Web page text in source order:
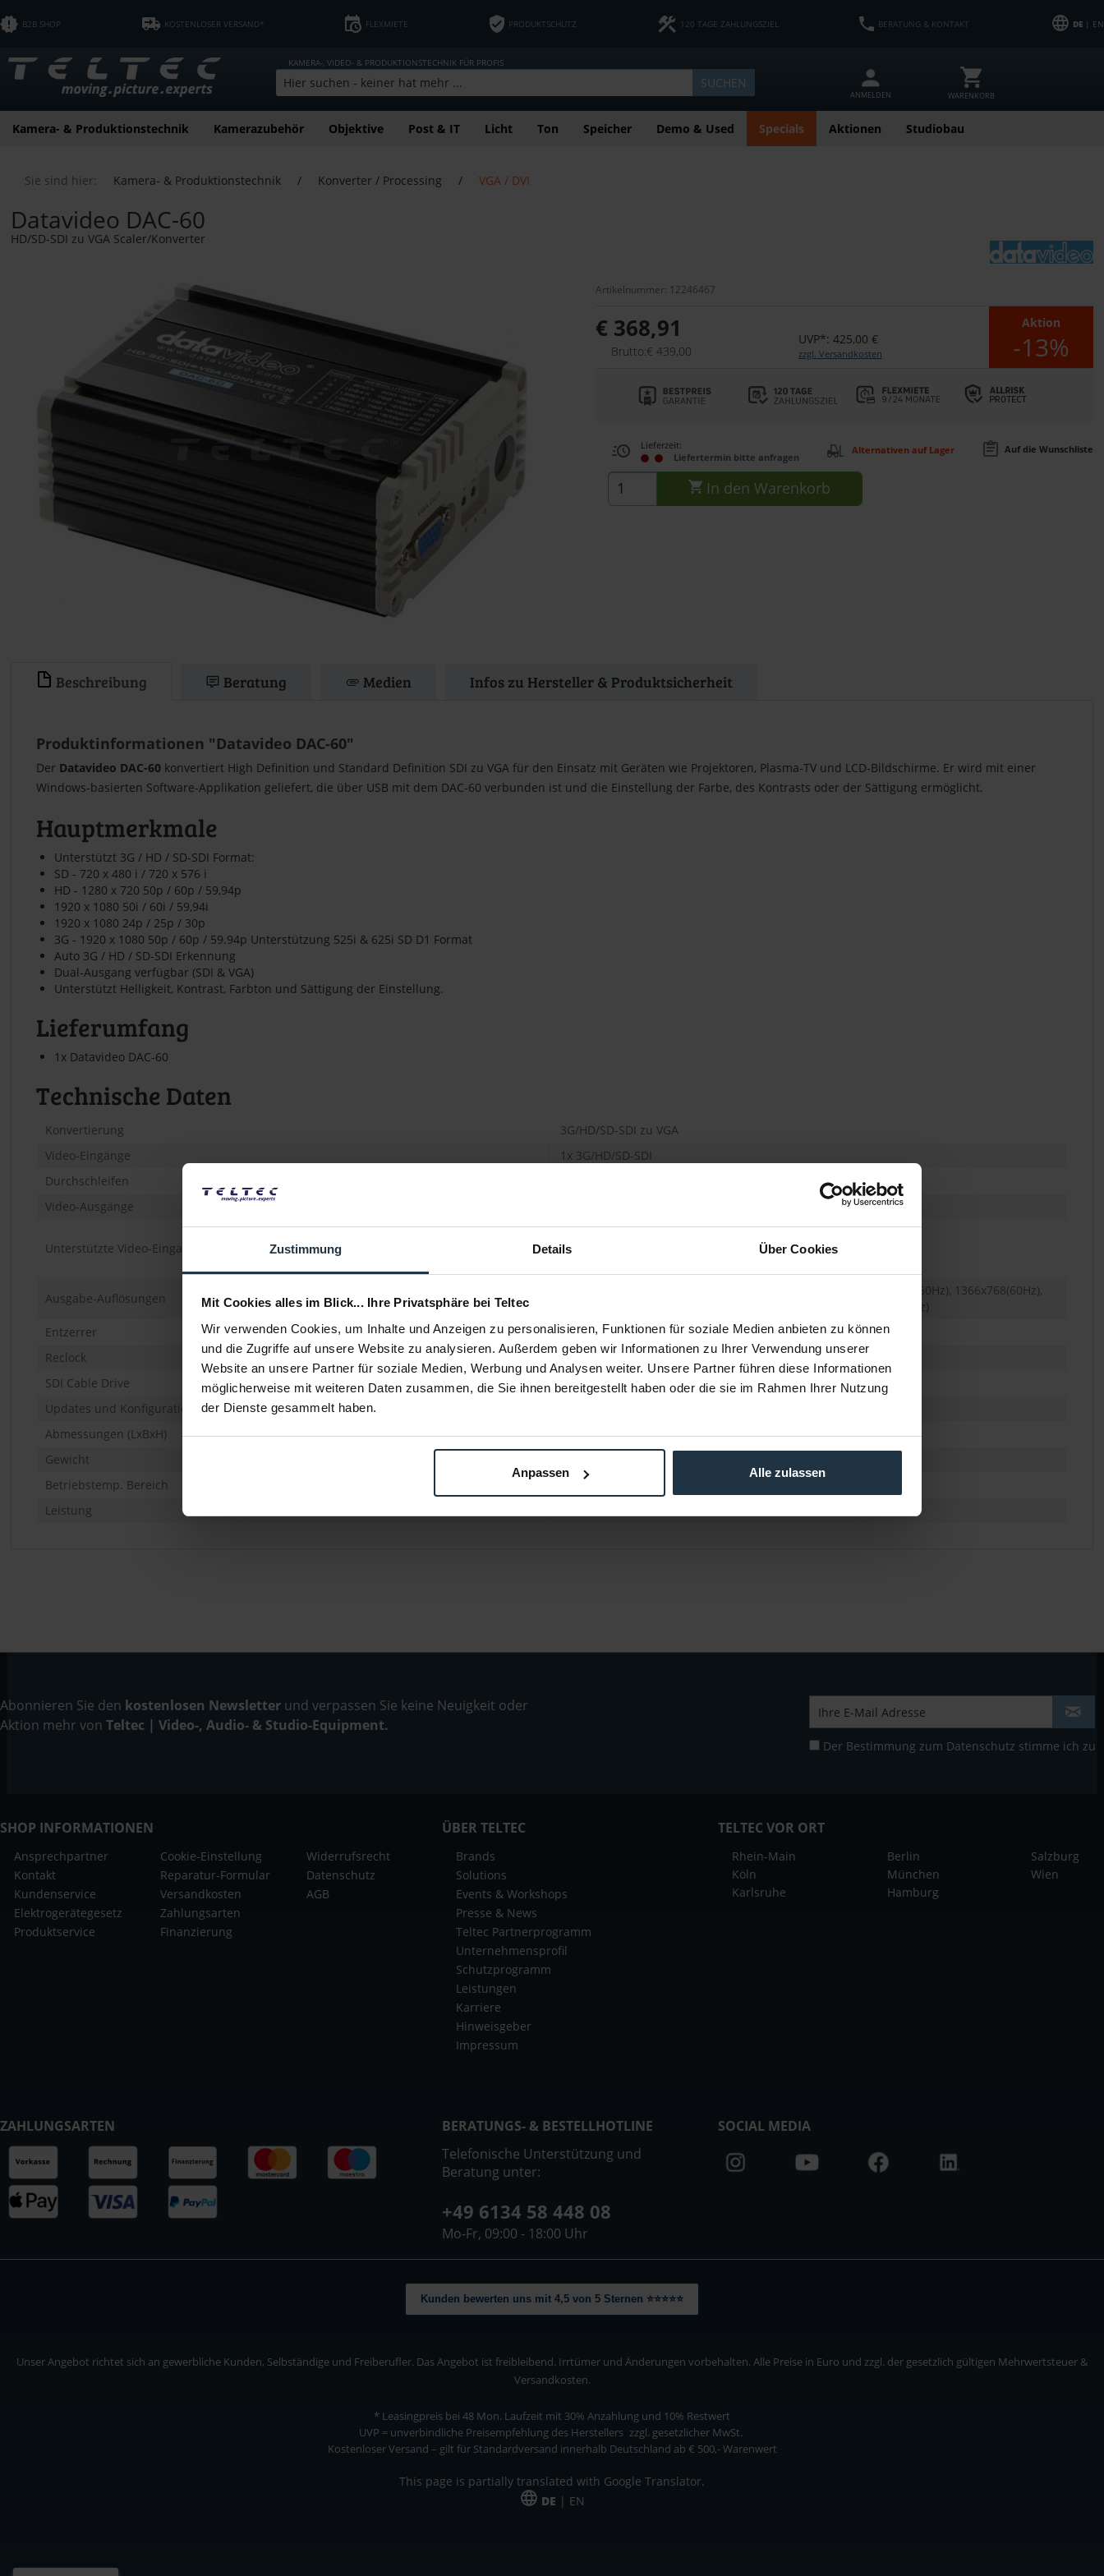
Zustimmung Details Über Cookies
Mit Cookies alles im Blick... Ihre Privatsphäre bei Teltec
Wir verwenden Cookies, um Inhalte und Anzeigen zu personalisieren, Funktionen für soziale Medien anbieten zu können
und die Zugriffe auf unsere Website zu analysieren. Außerdem geben wir Informationen zu Ihrer Verwendung unserer
Website an unsere Partner für soziale Medien, Werbung und Analysen weiter. Unsere Partner führen diese Informationen
möglicherweise mit weiteren Daten zusammen, die Sie ihnen bereitgestellt haben oder die sie im Rahmen Ihrer Nutzung
der Dienste gesammelt haben.
Anpassen Alle zulassen
B2B SHOP KOSTENLOSER VERSAND* FLEXMIETE PRODUKTSCHUTZ 120 TAGE ZAHLUNGSZIEL BERATUNG & KONTAKT DE| EN
KAMERA-, VIDEO- & PRODUKTIONSTECHNIK FÜR PROFIS
SUCHEN
ANMELDEN WARENKORB
Kamera- & Produktionstechnik Kamerazubehör Objektive Post & IT Licht Ton Speicher Demo & Used Specials Aktionen Studiobau
Sie sind hier: Kamera- & Produktionstechnik / Konverter / Processing / VGA / DVI
Datavideo DAC-60
HD/SD-SDI zu VGA Scaler/Konverter
Artikelnummer: 12246467
€ 368,91
Brutto:€ 439,00
UVP*: 425,00 €
zzgl. Versandkosten
Aktion
-13%
Lieferzeit:
Liefertermin bitte anfragen
Alternativen auf Lager Auf die Wunschliste
In den Warenkorb
Beschreibung Beratung Medien Infos zu Hersteller & Produktsicherheit
Produktinformationen "Datavideo DAC-60"
Der Datavideo DAC-60 konvertiert High Definition und Standard Definition SDI zu VGA für den Einsatz mit Geräten wie Projektoren, Plasma-TV und LCD-Bildschirme. Er wird mit einer
Windows-basierten Software-Applikation geliefert, die über USB mit dem DAC-60 verbunden ist und die Einstellung der Farbe, des Kontrasts oder der Sättigung ermöglicht.
Hauptmerkmale
Unterstützt 3G / HD / SD-SDI Format:
SD - 720 x 480 i / 720 x 576 i
HD - 1280 x 720 50p / 60p / 59,94p
1920 x 1080 50i / 60i / 59,94i
1920 x 1080 24p / 25p / 30p
3G - 1920 x 1080 50p / 60p / 59.94p Unterstützung 525i & 625i SD D1 Format
Auto 3G / HD / SD-SDI Erkennung
Dual-Ausgang verfügbar (SDI & VGA)
Unterstützt Helligkeit, Kontrast, Farbton und Sättigung der Einstellung.
Lieferumfang
1x Datavideo DAC-60
Technische Daten
Konvertierung
3G/HD/SD-SDI zu VGA
Video-Eingänge
1x 3G/HD/SD-SDI
Durchschleifen
Video-Ausgänge
Unterstützte Video-Eingangsformate
1080p (23.98/24/25/29.97/30/50/59.94/60Hz),
1080i (50/59.94/60Hz), 720p (50/59.94/60Hz),
Ausgabe-Auflösungen
1920x1200 (60Hz), 1920x1080(60Hz), 1600x1200(60Hz), 1400x1050(60Hz), 1366x768(60Hz),
1280x1024(60Hz), 1280x800 (60Hz), 1024x768 (60Hz), 800x600 (60Hz)
Entzerrer
Ja
Reclock
Ja
SDI Cable Drive
Ja
Updates und Konfiguration
Abmessungen (LxBxH)
112 x 85 x 45 mm
Gewicht
Betriebstemp. Bereich
0~40 °C
Leistung
Abonnieren Sie den kostenlosen Newsletter und verpassen Sie keine Neuigkeit oder
Aktion mehr von Teltec | Video-, Audio- & Studio-Equipment.
Der Bestimmung zum Datenschutz stimme ich zu
SHOP INFORMATIONEN
Ansprechpartner
Kontakt
Kundenservice
Elektrogerätegesetz
Produktservice
Cookie-Einstellung
Reparatur-Formular
Versandkosten
Zahlungsarten
Finanzierung
Widerrufsrecht
Datenschutz
AGB
ÜBER TELTEC
Brands
Solutions
Events & Workshops
Presse & News
Teltec Partnerprogramm
Unternehmensprofil
Schutzprogramm
Leistungen
Karriere
Hinweisgeber
Impressum
TELTEC VOR ORT
Rhein-Main
Köln
Karlsruhe
Berlin
München
Hamburg
Salzburg
Wien
ZAHLUNGSARTEN
BERATUNGS- & BESTELLHOTLINE
Telefonische Unterstützung und
Beratung unter:
+49 6134 58 448 08
Mo-Fr, 09:00 - 18:00 Uhr
SOCIAL MEDIA
Kunden bewerten uns mit 4,5 von 5 Sternen ⭐⭐⭐⭐⭐
Unser Angebot richtet sich an gewerbliche Kunden, Selbständige und Freiberufler. Das Angebot ist freibleibend. Irrtümer und Änderungen vorbehalten. Alle Preise in Euro und zzgl. der gesetzlich gültigen Mehrwertsteuer &
Versandkosten.
* Leasingpreis bei 48 Mon. Laufzeit mit 30% Anzahlung und 10% Restwert
UVP = unverbindliche Preisempfehlung des Herstellers zzgl. gesetzlicher MwSt.
Kostenloser Versand – gilt für Standardversand innerhalb Deutschland ab € 500,- Warenwert
This page is partially translated with Google Translator.
DE | EN